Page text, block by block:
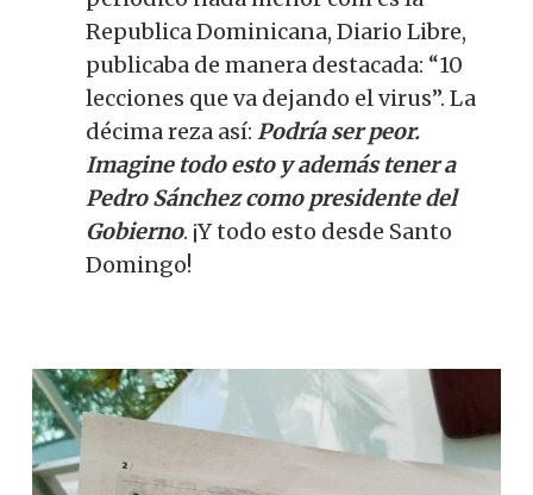
Republica Dominicana, Diario Libre,
publicaba de manera destacada: “10
lecciones que va dejando el virus”. La
décima reza así: Podría ser peor.
Imagine todo esto y además tener a
Pedro Sánchez como presidente del
Gobierno. ¡Y todo esto desde Santo
Domingo!